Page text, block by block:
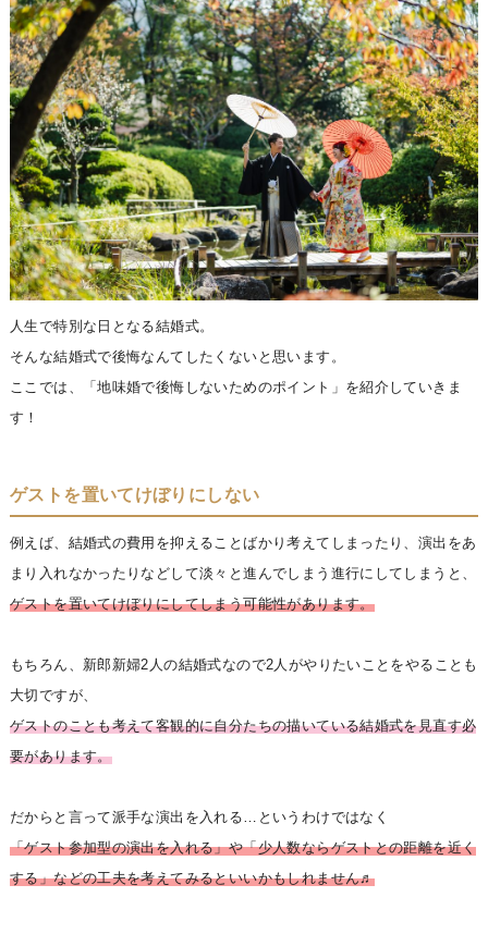
人生で特別な日となる結婚式。
そんな結婚式で後悔なんてしたくないと思います。
ここでは、「地味婚で後悔しないためのポイント」を紹介していきま
す！
ゲストを置いてけぼりにしない
例えば、結婚式の費用を抑えることばかり考えてしまったり、演出をあ
まり入れなかったりなどして淡々と進んでしまう進行にしてしまうと、
ゲストを置いてけぼりにしてしまう可能性があります。
もちろん、新郎新婦2人の結婚式なので2人がやりたいことをやることも
大切ですが、
ゲストのことも考えて客観的に自分たちの描いている結婚式を見直す必
要があります。
だからと言って派手な演出を入れる…というわけではなく
「ゲスト参加型の演出を入れる」や「少人数ならゲストとの距離を近く
する」などの工夫を考えてみるといいかもしれません♬